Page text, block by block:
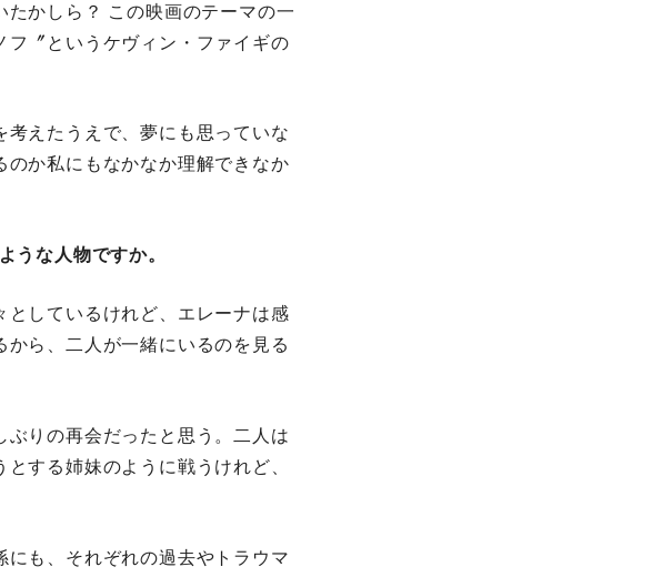
たかしら？ この映画のテーマの一
〞というケヴィン・ファイギの
えたうえで、夢にも思っていな
か私にもなかなか理解できなか
うな人物ですか。
としているけれど、エレーナは感
ら、二人が一緒にいるのを見る
りの再会だったと思う。二人は
する姉妹のように戦うけれど、
も、それぞれの過去やトラウマ